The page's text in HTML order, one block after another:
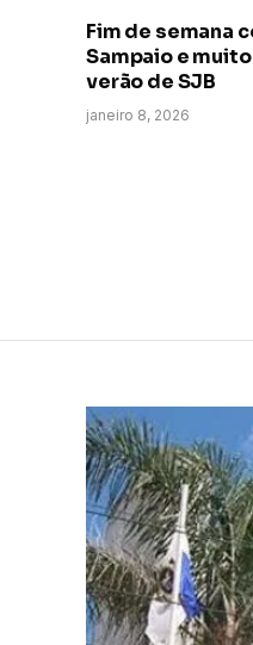
Fim de semana
Sampaio e
verão de SJB
janeiro 8, 2026